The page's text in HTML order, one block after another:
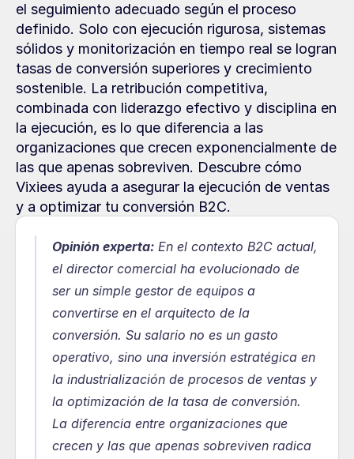
el seguimiento adecuado según el proceso
definido. Solo con ejecución rigurosa, sistemas
sólidos y monitorización en tiempo real se logran
tasas de conversión superiores y crecimiento
sostenible. La retribución competitiva,
combinada con liderazgo efectivo y disciplina en
la ejecución, es lo que diferencia a las
organizaciones que crecen exponencialmente de
las que apenas sobreviven. Descubre cómo
Vixiees ayuda a asegurar la ejecución de ventas
y a optimizar tu conversión B2C.
Opinión experta: En el contexto B2C actual,
el director comercial ha evolucionado de
ser un simple gestor de equipos a
convertirse en el arquitecto de la
conversión. Su salario no es un gasto
operativo, sino una inversión estratégica en
la industrialización de procesos de ventas y
la optimización de la tasa de conversión.
La diferencia entre organizaciones que
crecen y las que apenas sobreviven radica